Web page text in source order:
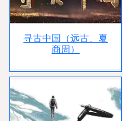
寻古中国（远古、夏
商周）